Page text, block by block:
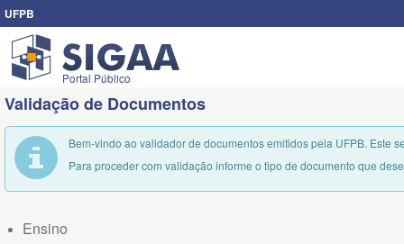
UFPB
Portal Público
Validação de Documentos
Bem-vindo ao validador de documentos emitidos pela UFPB. Este
Para proceder com validação informe o tipo de documento que
Ensino